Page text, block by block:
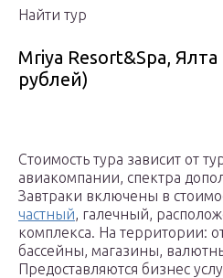
Найти тур
Mriya Resort&Spa, Ялта
рублей)
Стоимость тура зависит от
авиакомпании, спектра
Завтраки включены в
частный, галечный,
комплекса. На территории:
бассейны, магазины,
Предоставляются бизнес